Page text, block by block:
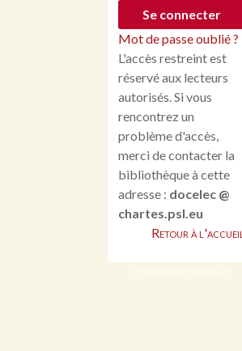
Mot de passe oublié ?
L'accès restreint est
réservé aux lecteurs
autorisés. Si vous
rencontrez un
problème d'accès,
merci de contacter la
bibliothèque à cette
adresse : docelec @
chartes.psl.eu
Retour à l'accueil
Propulsé par Omeka S